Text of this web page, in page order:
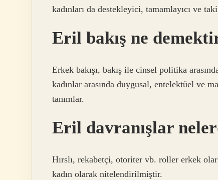
kadınları da destekleyici, tamamlayıcı ve
Eril bakış ne
Erkek bakışı, bakış ile cinsel politika
kadınlar arasında duygusal, entelektüel ve
tanımlar.
Eril davranışlar
Hırslı, rekabetçi, otoriter vb. roller erkek
kadın olarak nitelendirilmiştir.